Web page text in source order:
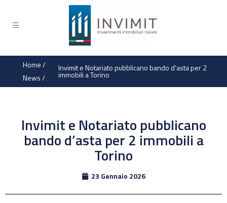
Home/
News/
Invimit e Notariato pubblicano bando d’asta per 2
immobili a Torino
Invimit e Notariato pubblicano
bando d’asta per 2 immobili a
Torino
23 Gennaio 2026